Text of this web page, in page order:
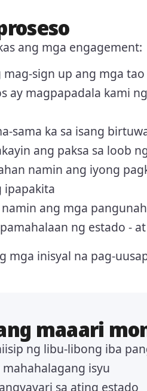
ang mga engagement:
mag-sign up ang mga
ay magpapadala kami
sama ka sa isang
ang paksa sa loob
namin ang iyong
ipapakita
ang mga
ng estado -
mga inisyal na pag-
maaari
ng libu-libong iba
isyu
sa ating estado